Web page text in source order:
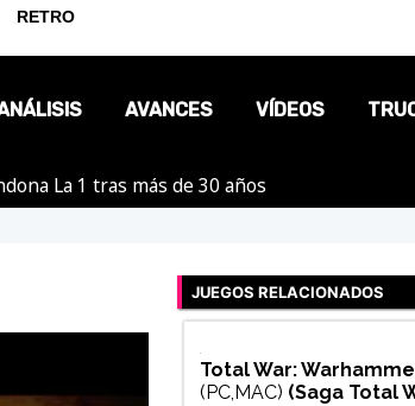
AVANCES VÍDEOS
La 1 tras más de 30 años
JUEGOS RELACIONADOS
Total War:
(PC,MAC) (Saga Total
RETRO